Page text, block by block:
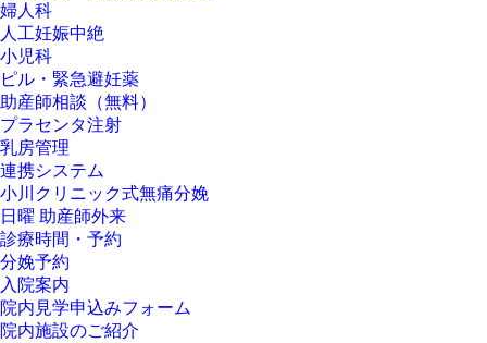
婦人科
人工妊娠中絶
小児科
ピル・緊急避妊薬
助産師相談（無料）
プラセンタ注射
乳房管理
連携システム
小川クリニック式無痛分娩
日曜 助産師外来
診療時間・予約
分娩予約
入院案内
院内見学申込みフォーム
院内施設のご紹介